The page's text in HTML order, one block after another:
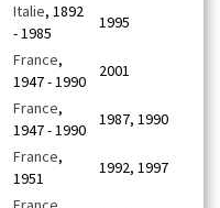
Italie, 1892
- 1985
1995
France,
1947 - 1990
2001
France,
1947 - 1990
1987, 1990
France,
1951
1992, 1997